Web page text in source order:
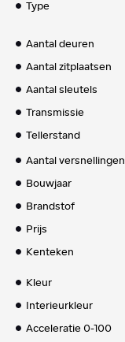
Type
Aantal deuren
Aantal zitplaatsen
Aantal sleutels
Transmissie
Tellerstand
Aantal versnellingen
Bouwjaar
Brandstof
Prijs
Kenteken
Kleur
Interieurkleur
Acceleratie 0-100